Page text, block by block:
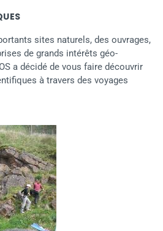
sites naturels, des ouvrages,
de grands intérêts géo-
a décidé de vous faire découvrir
à travers des voyages